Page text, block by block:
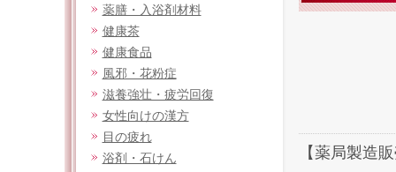
薬膳・入浴剤材料
健康茶
健康食品
風邪・花粉症
滋養強壮・疲労回復
女性向けの漢方
目の疲れ
浴剤・石けん
【薬局製造